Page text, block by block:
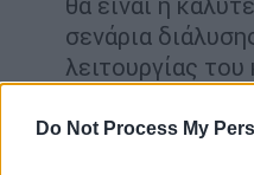
Do Not Process My
σενάρια
λειτουργίας
Αποφασίσαμε: